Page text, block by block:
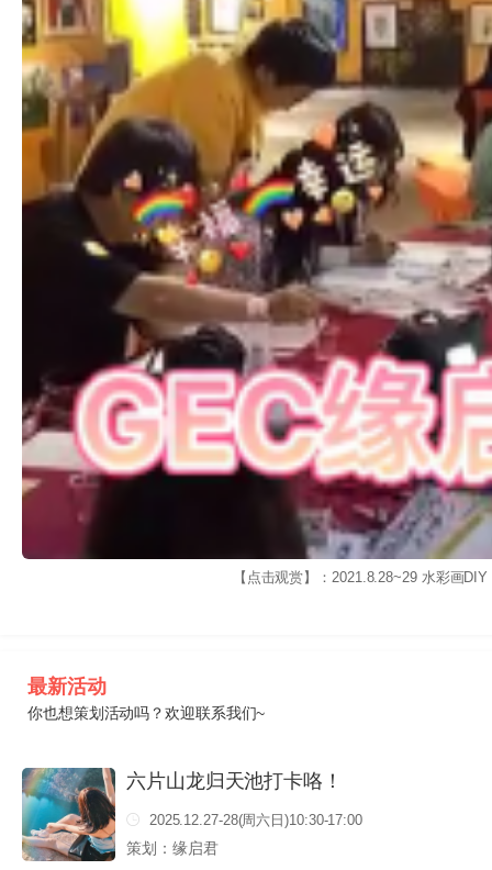
【点击观赏】：2021.8.28~29 水彩画DIY
最新活动
你也想策划活动吗？欢迎联系我们~
六片山龙归天池打卡咯！
2025.12.27-28(周六日)10:30-17:00
策划：缘启君